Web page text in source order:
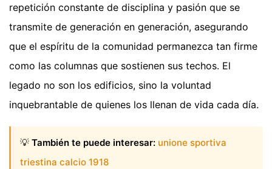
repetición constante de disciplina y pasión que se
transmite de generación en generación, asegurando
que el espíritu de la comunidad permanezca tan firme
como las columnas que sostienen sus techos. El
legado no son los edificios, sino la voluntad
inquebrantable de quienes los llenan de vida cada día.
💡 También te puede interesar: unione sportiva
triestina calcio 1918